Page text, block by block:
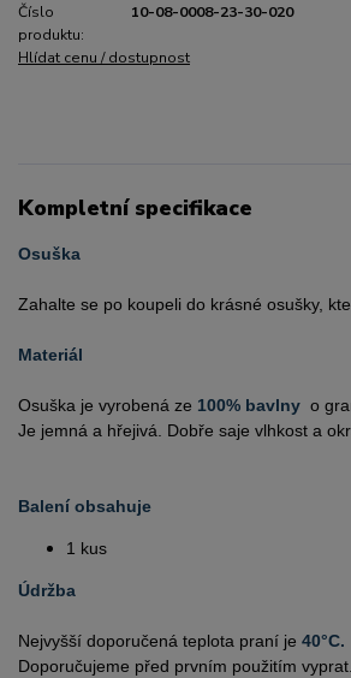
Číslo
produktu:
10-08-0008-23-30-020
Hlídat cenu / dostupnost
Kompletní specifikace
Osuška
Zahalte se po koupeli do krásné osušky,
Materiál
Osuška je vyrobená ze 100% bavlny o
Je jemná a hřejivá. Dobře saje vlhkost a
Balení obsahuje
1 kus
Údržba
Nejvyšší doporučená teplota praní je 40°C.
Doporučujeme před prvním použitím vyprat.